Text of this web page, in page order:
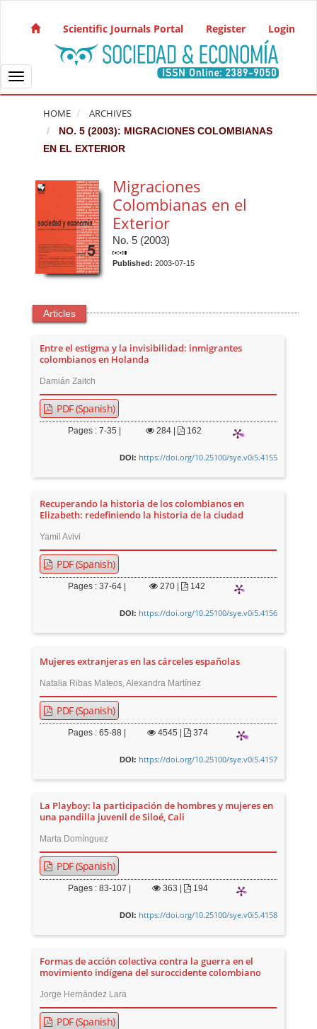
Main Navigation
Main Content
Sidebar
Scientific Journals Portal Register Login
Toggle navigation
HOME ARCHIVES
NO. 5 (2003): MIGRACIONES COLOMBIANAS
EN EL EXTERIOR
Migraciones
Colombianas en el
Exterior
No. 5 (2003)
Published: 2003-07-15
Articles
Entre el estigma y la invisibilidad: inmigrantes
colombianos en Holanda
Damián Zaitch
PDF (Spanish)
Pages : 7-35 | 284 | 162
DOI: https://doi.org/10.25100/sye.v0i5.4155
Recuperando la historia de los colombianos en
Elizabeth: redefiniendo la historia de la ciudad
Yamil Avivi
PDF (Spanish)
Pages : 37-64 | 270| 142
DOI: https://doi.org/10.25100/sye.v0i5.4156
Mujeres extranjeras en las cárceles españolas
Natalia Ribas Mateos, Alexandra Martínez
PDF (Spanish)
Pages : 65-88 | 4545 | 374
DOI: https://doi.org/10.25100/sye.v0i5.4157
La Playboy: la participación de hombres y mujeres en
una pandilla juvenil de Siloé, Cali
Marta Domínguez
PDF (Spanish)
Pages : 83-107 | 363 | 194
DOI: https://doi.org/10.25100/sye.v0i5.4158
Formas de acción colectiva contra la guerra en el
movimiento indígena del suroccidente colombiano
Jorge Hernández Lara
PDF (Spanish)